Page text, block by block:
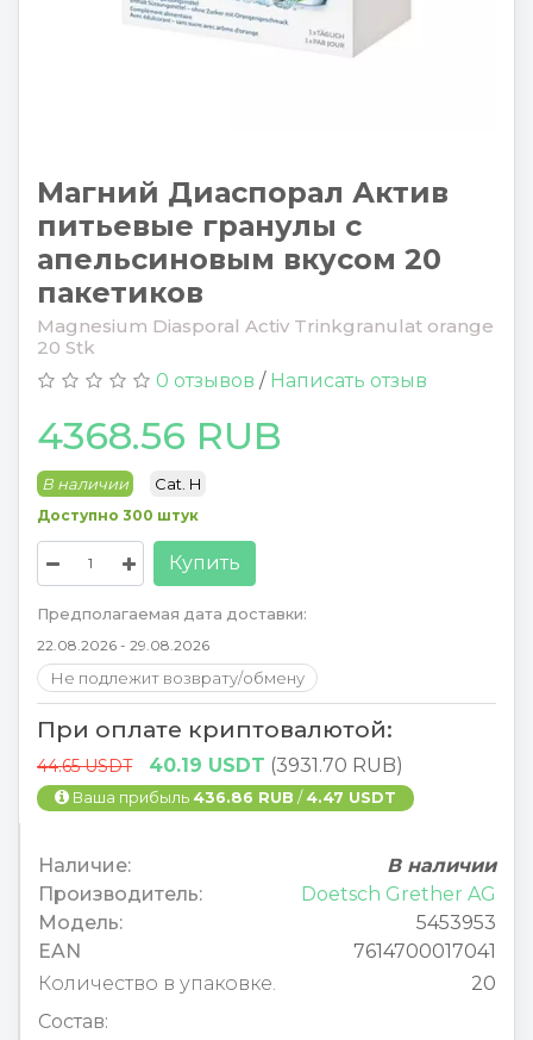
Магний Диаспорал Актив
питьевые гранулы с
апельсиновым вкусом 20
пакетиков
Magnesium Diasporal Activ Trinkgranulat orange
20 Stk
0 отзывов / Написать отзыв
4368.56 RUB
В наличии Cat. H
Доступно 300 штук
Купить
Предполагаемая дата доставки:
22.08.2026 - 29.08.2026
Не подлежит возврату/обмену
При оплате криптовалютой:
44.65 USDT 40.19 USDT (3931.70 RUB)
Ваша прибыль 436.86 RUB / 4.47 USDT
Наличие:
В наличии
Производитель:
Doetsch Grether AG
Модель:
5453953
EAN
7614700017041
Количество в упаковке.
20
Состав: